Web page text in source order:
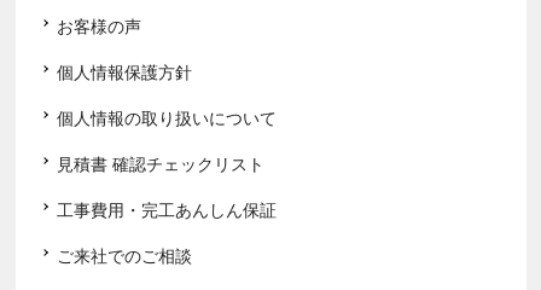
お客様の声
個人情報保護方針
個人情報の取り扱いについて
見積書 確認チェックリスト
工事費用・完工あんしん保証
ご来社でのご相談